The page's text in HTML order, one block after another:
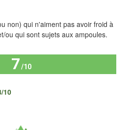
non) qui n'aiment pas avoir froid à
ou qui sont sujets aux ampoules.
7/10
10